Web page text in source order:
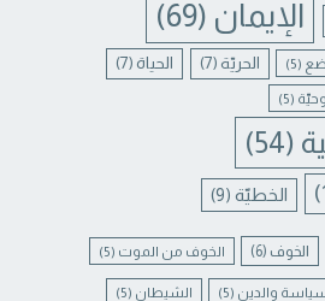
الإيمان (69)
(5) الحريّة (7) الحياة (7)
(5)
(54)
الخطيّة (9)
الخوف (6) الخوف من الموت (5)
والدين (5) الشيطان (5)